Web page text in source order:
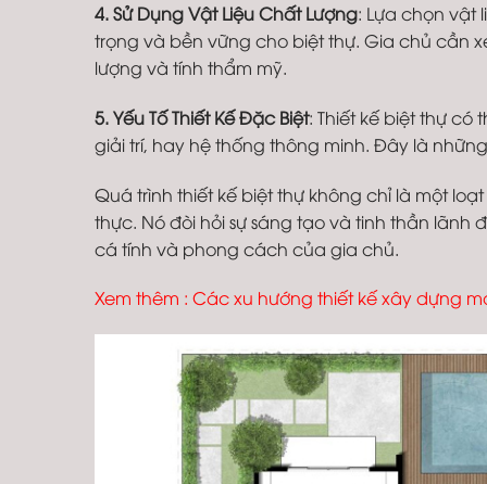
4. Sử Dụng Vật Liệu Chất Lượng: Lựa chọn vật
trọng và bền vững cho biệt thự. Gia chủ cần
lượng và tính thẩm mỹ.
5. Yếu Tố Thiết Kế Đặc Biệt: Thiết kế biệt thự
giải trí, hay hệ thống thông minh. Đây là
Quá trình thiết kế biệt thự không chỉ là một
thực. Nó đòi hỏi sự sáng tạo và tinh thần
cá tính và phong cách của gia chủ.
Xem thêm : Các xu hướng thiết kế xây dựng